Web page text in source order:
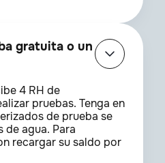
gratuita o un
4 RH de
pruebas. Tenga en
de prueba se
de agua. Para
recargar su saldo por